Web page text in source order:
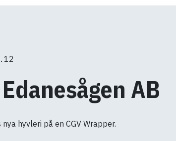
AB
hyvleri på en CGV Wrapper.